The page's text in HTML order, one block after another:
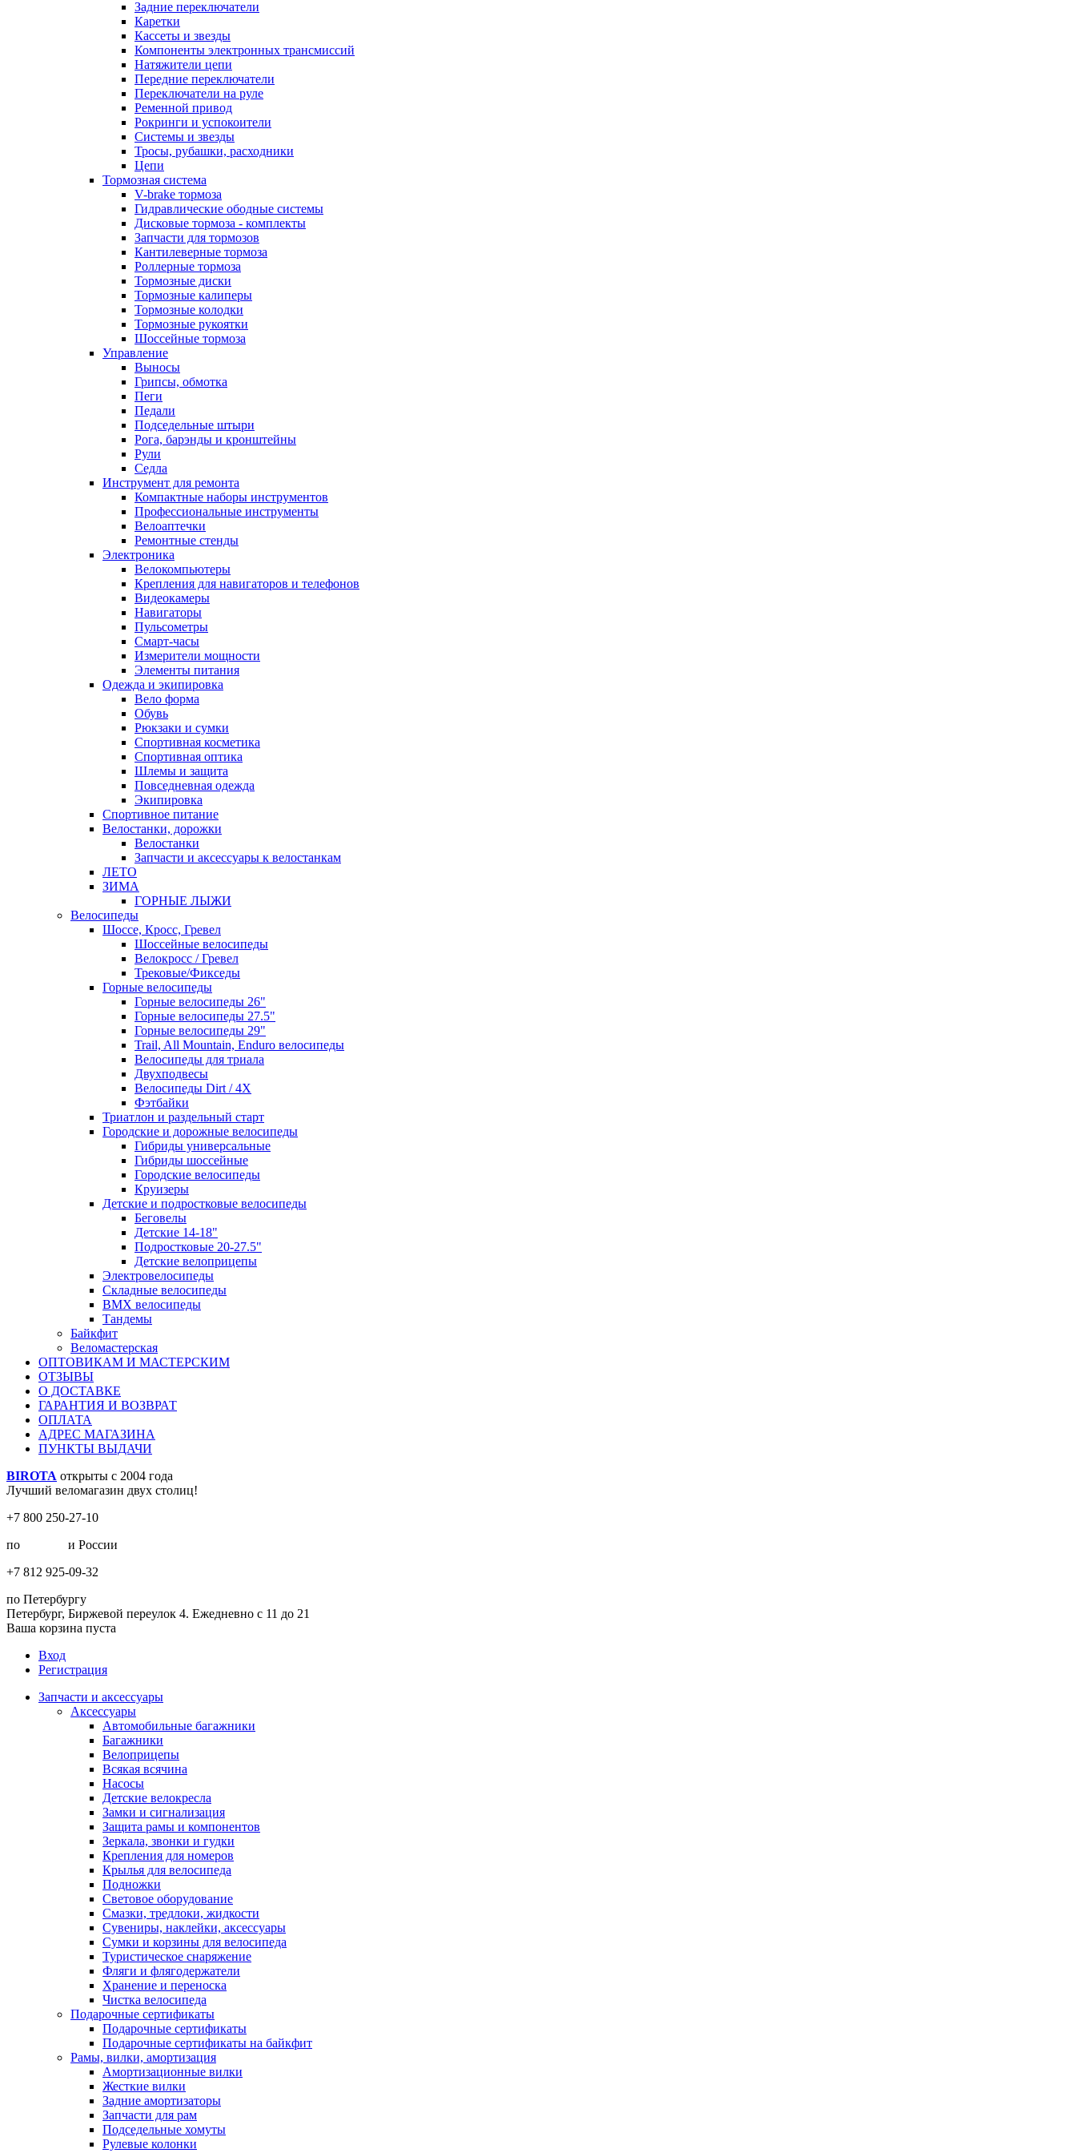
Задние переключатели
Каретки
Кассеты и звезды
Компоненты электронных трансмиссий
Натяжители цепи
Передние переключатели
Переключатели на руле
Ременной привод
Рокринги и успокоители
Системы и звезды
Тросы, рубашки, расходники
Цепи
Тормозная система
V-brake тормоза
Гидравлические ободные системы
Дисковые тормоза - комплекты
Запчасти для тормозов
Кантилеверные тормоза
Роллерные тормоза
Тормозные диски
Тормозные калиперы
Тормозные колодки
Тормозные рукоятки
Шоссейные тормоза
Управление
Выносы
Грипсы, обмотка
Пеги
Педали
Подседельные штыри
Рога, барэнды и кронштейны
Рули
Седла
Инструмент для ремонта
Компактные наборы инструментов
Профессиональные инструменты
Велоаптечки
Ремонтные стенды
Электроника
Велокомпьютеры
Крепления для навигаторов и телефонов
Видеокамеры
Навигаторы
Пульсометры
Смарт-часы
Измерители мощности
Элементы питания
Одежда и экипировка
Вело форма
Обувь
Рюкзаки и сумки
Спортивная косметика
Спортивная оптика
Шлемы и защита
Повседневная одежда
Экипировка
Спортивное питание
Велостанки, дорожки
Велостанки
Запчасти и аксессуары к велостанкам
ЛЕТО
ЗИМА
ГОРНЫЕ ЛЫЖИ
Велосипеды
Шоссе, Кросс, Гревел
Шоссейные велосипеды
Велокросс / Гревел
Трековые/Фикседы
Горные велосипеды
Горные велосипеды 26"
Горные велосипеды 27.5"
Горные велосипеды 29"
Trail, All Mountain, Enduro велосипеды
Велосипеды для триала
Двухподвесы
Велосипеды Dirt / 4X
Фэтбайки
Триатлон и раздельный старт
Городские и дорожные велосипеды
Гибриды универсальные
Гибриды шоссейные
Городские велосипеды
Круизеры
Детские и подростковые велосипеды
Беговелы
Детские 14-18"
Подростковые 20-27.5"
Детские велоприцепы
Электровелосипеды
Складные велосипеды
BMX велосипеды
Тандемы
Байкфит
Веломастерская
ОПТОВИКАМ И МАСТЕРСКИМ
ОТЗЫВЫ
О ДОСТАВКЕ
ГАРАНТИЯ И ВОЗВРАТ
ОПЛАТА
АДРЕС МАГАЗИНА
ПУНКТЫ ВЫДАЧИ
BIROTA открыты с 2004 года
Лучший веломагазин двух столиц!
+7 800 250-27-10
по
и России
+7 812 925-09-32
по Петербургу
Петербург, Биржевой переулок 4. Ежедневно с 11 до 21
Ваша корзина пуста
Вход
Регистрация
Запчасти и аксессуары
Аксессуары
Автомобильные багажники
Багажники
Велоприцепы
Всякая всячина
Насосы
Детские велокресла
Замки и сигнализация
Защита рамы и компонентов
Зеркала, звонки и гудки
Крепления для номеров
Крылья для велосипеда
Подножки
Световое оборудование
Смазки, тредлоки, жидкости
Сувениры, наклейки, аксессуары
Сумки и корзины для велосипеда
Туристическое снаряжение
Фляги и флягодержатели
Хранение и переноска
Чистка велосипеда
Подарочные сертификаты
Подарочные сертификаты
Подарочные сертификаты на байкфит
Рамы, вилки, амортизация
Амортизационные вилки
Жесткие вилки
Задние амортизаторы
Запчасти для рам
Подседельные хомуты
Рулевые колонки